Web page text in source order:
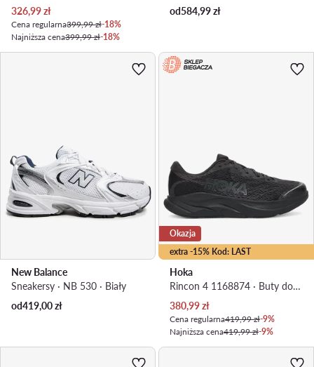
Aktualna cena
326,99zł
Cena regularna399,99 zł-18%
Najniższa cena399,99 zł-18%
od584,99zł
New Balance
Sneakersy · NB 530 · Biały
od419,00zł
extra -15% Kod: LAST
Okazja
Hoka
Rincon 4 1168874 · Buty do biegania
Aktualna cena
380,99zł
Cena regularna419,99 zł-9%
Najniższa cena419,99 zł-9%